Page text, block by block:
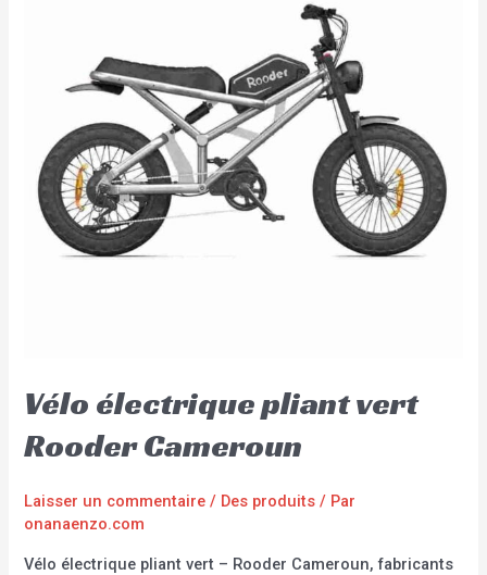
Vélo électrique pliant vert
Rooder Cameroun
Laisser un commentaire / Des produits / Par
onanaenzo.com
Vélo électrique pliant vert – Rooder Cameroun, fabricants